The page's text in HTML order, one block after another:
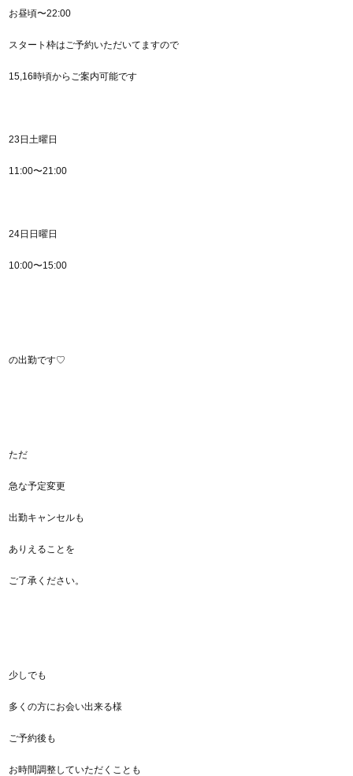
お昼頃〜22:00
スタート枠はご予約いただいてますので
15,16時頃からご案内可能です
23日土曜日
11:00〜21:00
24日日曜日
10:00〜15:00
の出勤です♡
ただ
急な予定変更
出勤キャンセルも
ありえることを
ご了承ください。
少しでも
多くの方にお会い出来る様
ご予約後も
お時間調整していただくことも